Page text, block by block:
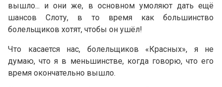
вышло... и они же, в основном умоляют дать ещё
шансов Слоту, в то время как большинство
болельщиков хотят, чтобы он ушёл!
Что касается нас, болельщиков «Красных», я не
думаю, что я в меньшинстве, когда говорю, что его
время окончательно вышло.